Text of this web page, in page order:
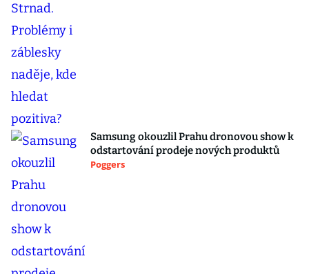
Samsung okouzlil Prahu dronovou show k
odstartování prodeje nových produktů
Poggers